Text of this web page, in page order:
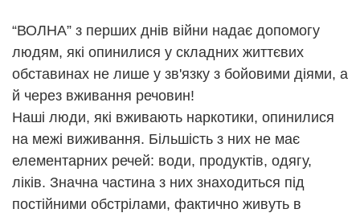
“ВОЛНА” з перших днів війни надає допомогу
людям, які опинилися у складних життєвих
обставинах не лише у зв'язку з бойовими діями, а
й через вживання речовин!
Наші люди, які вживають наркотики, опинилися
на межі виживання. Більшість з них не має
елементарних речей: води, продуктів, одягу,
ліків. Значна частина з них знаходиться під
постійними обстрілами, фактично живуть в